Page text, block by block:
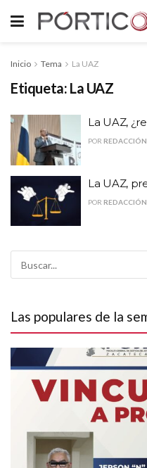
Inicio Tema La UAZ
Etiqueta: La UAZ
La UAZ,
POR REDACCIÓN
La UAZ,
POR REDACCIÓN
Las populares de la